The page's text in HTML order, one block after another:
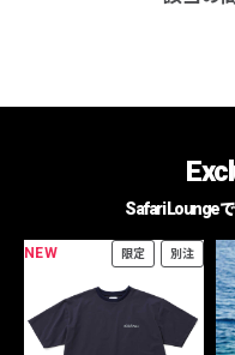
Safari Lounge
NEW 限定 別注